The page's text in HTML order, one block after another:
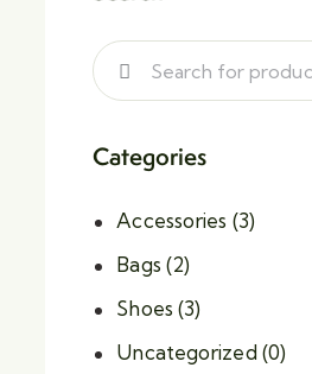
Categories
Accessories (3)
Bags (2)
Shoes (3)
Uncategorized (0)